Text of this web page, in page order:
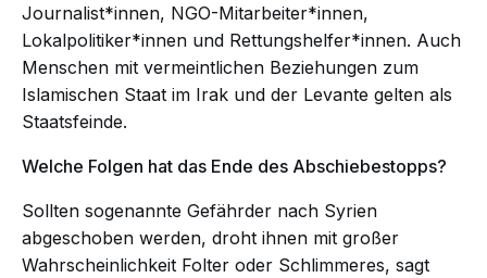
Journalist*innen, NGO-Mitarbeiter*innen,
Lokalpolitiker*innen und Rettungshelfer*innen. Auch
Menschen mit vermeintlichen Beziehungen zum
Islamischen Staat im Irak und der Levante gelten als
Staatsfeinde.
Welche Folgen hat das Ende des Abschiebestopps?
Sollten sogenannte Gefährder nach Syrien
abgeschoben werden, droht ihnen mit großer
Wahrscheinlichkeit Folter oder Schlimmeres, sagt